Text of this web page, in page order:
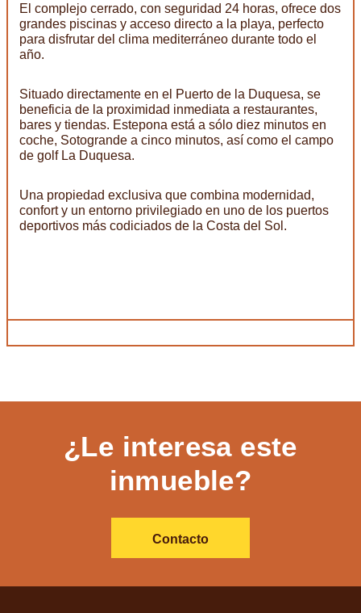
El complejo cerrado, con seguridad 24 horas, ofrece dos
grandes piscinas y acceso directo a la playa, perfecto
para disfrutar del clima mediterráneo durante todo el
año.
Situado directamente en el Puerto de la Duquesa, se
beneficia de la proximidad inmediata a restaurantes,
bares y tiendas. Estepona está a sólo diez minutos en
coche, Sotogrande a cinco minutos, así como el campo
de golf La Duquesa.
Una propiedad exclusiva que combina modernidad,
confort y un entorno privilegiado en uno de los puertos
deportivos más codiciados de la Costa del Sol.
¿Le interesa este
inmueble?
Contacto